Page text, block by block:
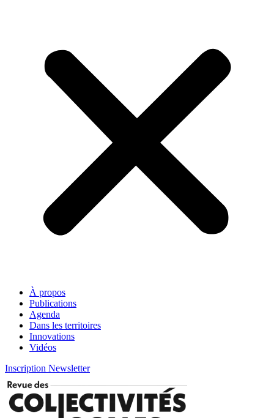
À propos
Publications
Agenda
Dans les territoires
Innovations
Vidéos
Inscription Newsletter